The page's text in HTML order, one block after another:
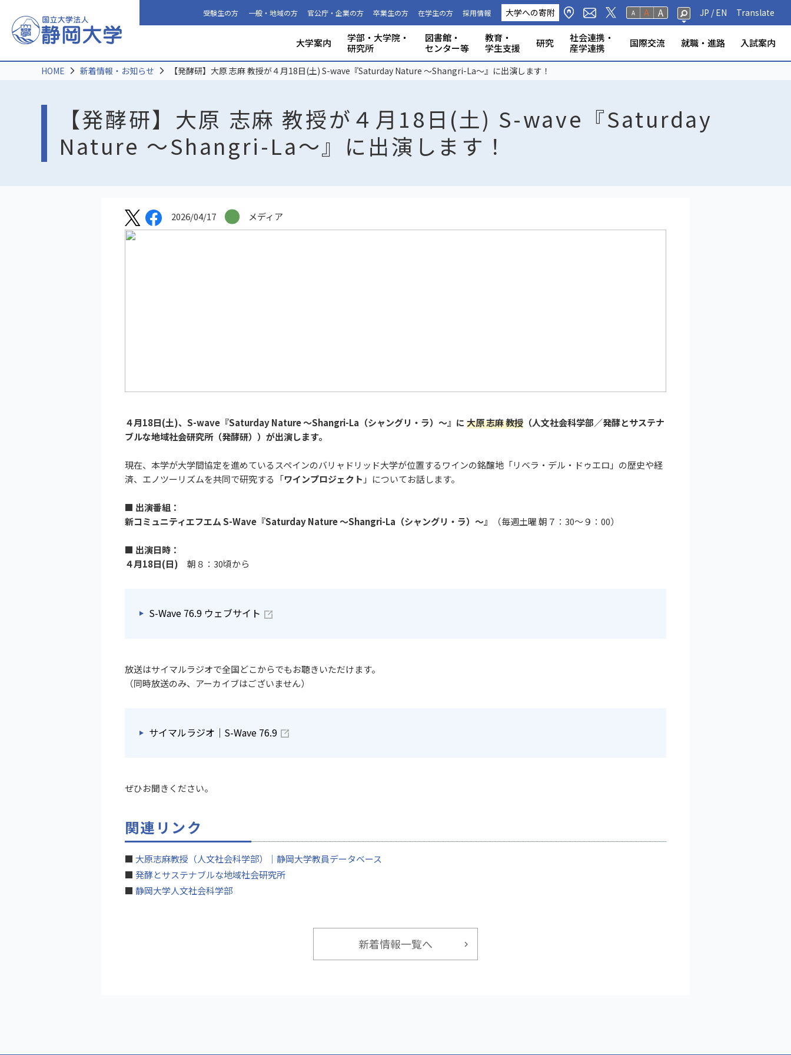
受験生の方 一般・地域の方 官公庁・企業の方 卒業生の方 在学生の方 採用情報 大学への寄附 A A A JP /EN Translate
大学案内
大学の概要 理念と目標・取組
共同利用 施設利用
事務組織・窓口 大学広報
学部・大学院・
研究所
人文社会科学部 教育学部
理学部 工学部
グローバル共創科学部 地域創造学環
電子工学研究所 グリーン科学技術研究所
図書館・
センター等
附属図書館 機構・センター等
教育・
学生支援
教育ポリシー 教育情報の公表
学生生活 授業料・奨学金
特別教育プログラム 学内共通規則
研究
研究成果（プレスリリース） 研究者情報（教員DB）
研究者インタビュー 私たちの研究室
研究フェロー・若手重点研究
プロジェクト研究所 取組・データベース
機器の共同利用
社会連携・
産学連携
社会連携 産学連携
本学教職員への兼業依頼
国際交流
国際連携推進機構につい
て
ABPについて
海外から静岡大学への留
静岡大学から海外への留
学
就職・進路 入試案内
学部入試 受験用DATABOOK
3年次編入
科目等履修生・聴講生・研究
生
【発酵研】大原 志麻 教授が４月18日(土) S-wave『Saturday
Nature ～Shangri-La～』に出演します！
HOME 新着情報・お知らせ 【発酵研】大原 志麻 教授が４月18日(土) S-wave『Saturday Nature ～Shangri-La～』に出演します！
2026/04/17 メディア
４月18日(土)、S-wave『Saturday Nature ～Shangri-La（シャングリ・ラ）～』に 大原 志麻 教授 （人文社会科学部／発酵とサステナ
ブルな地域社会研究所（発酵研））が出演します。
現在、本学が大学間協定を進めているスペインのバリャドリッド大学が位置するワインの銘醸地「リベラ・デル・ドゥエロ」の歴史や経
済、エノツーリズムを共同で研究する「ワインプロジェクト 」についてお話します。
■ 出演番組：
新コミュニティエフエム S-Wave『Saturday Nature ～Shangri-La（シャングリ・ラ）～』
（毎週土曜 朝７：30～９：00）
■ 出演日時：
４月18日(日) 朝８：30頃から
S-Wave 76.9 ウェブサイト
放送はサイマルラジオで全国どこからでもお聴きいただけます。
（同時放送のみ、アーカイブはございません）
サイマルラジオ｜S-Wave 76.9
ぜひお聞きください。
関連リンク
■ 大原志麻教授（人文社会科学部）｜静岡大学教員データベース
■ 発酵とサステナブルな地域社会研究所
■ 静岡大学人文社会科学部
新着情報一覧へ